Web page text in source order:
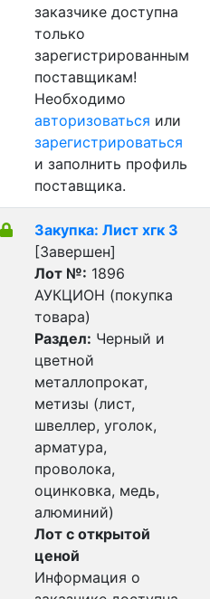
заказчике доступна
только
зарегистрированным
поставщикам!
Необходимо
авторизоваться или
зарегистрироваться
и заполнить профиль
поставщика.
Закупка: Лист хгк 3
[Завершен]
Лот №: 1896
АУКЦИОН (покупка
товара)
Раздел: Черный и
цветной
металлопрокат,
метизы (лист,
швеллер, уголок,
арматура,
проволока,
оцинковка, медь,
алюминий)
Лот с открытой
ценой
Информация о